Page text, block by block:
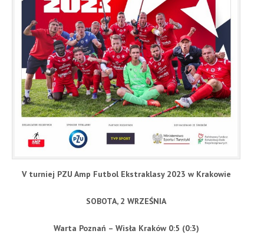
V turniej PZU Amp Futbol Ekstraklasy 2023 w Krakowie
SOBOTA, 2 WRZEŚNIA
Warta Poznań – Wisła Kraków 0:5 (0:3)